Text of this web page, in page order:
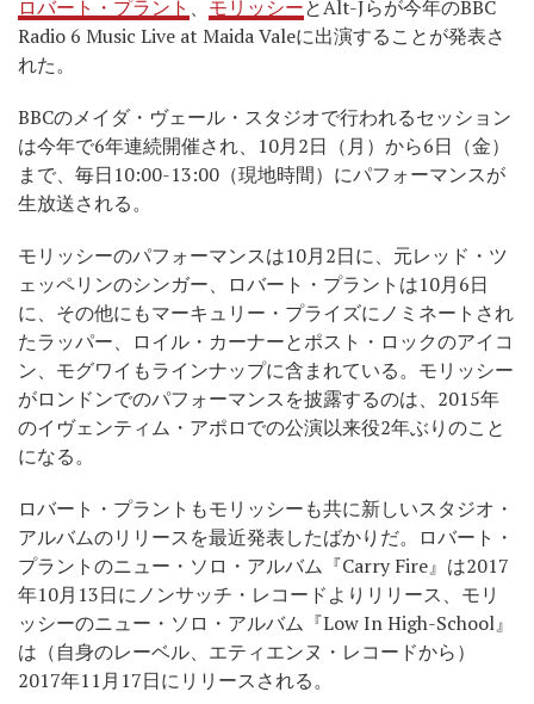
ロバート・プラント 、 モリッシーとAlt-Jらが今年のBBC
Radio 6 Music Live at Maida Valeに出演することが発表さ
れた。
BBCのメイダ・ヴェール・スタジオで行われるセッション
は今年で6年連続開催され、10月2日（月）から6日（金）
まで、毎日10:00-13:00（現地時間）にパフォーマンスが
生放送される。
モリッシーのパフォーマンスは10月2日に、元レッド・ツ
ェッペリンのシンガー、ロバート・プラントは10月6日
に、その他にもマーキュリー・プライズにノミネートされ
たラッパー、ロイル・カーナーとポスト・ロックのアイコ
ン、モグワイもラインナップに含まれている。モリッシー
がロンドンでのパフォーマンスを披露するのは、2015年
のイヴェンティム・アポロでの公演以来役2年ぶりのこと
になる。
ロバート・プラントもモリッシーも共に新しいスタジオ・
アルバムのリリースを最近発表したばかりだ。ロバート・
プラントのニュー・ソロ・アルバム『Carry Fire』は2017
年10月13日にノンサッチ・レコードよりリリース、モリ
ッシーのニュー・ソロ・アルバム『Low In High-School』
は（自身のレーベル、エティエンヌ・レコードから）
2017年11月17日にリリースされる。